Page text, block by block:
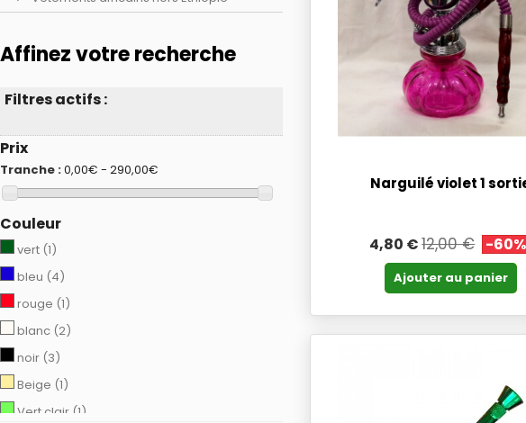
Affinez votre recherche
Filtres actifs :
Prix
Tranche :0,00€ - 290,00€
Couleur
vert (1)
bleu (4)
rouge (1)
blanc (2)
noir (3)
Beige (1)
Vert clair (1)
Narguilé violet 1
4,80 €12,00 € -60%
Ajouter au panier